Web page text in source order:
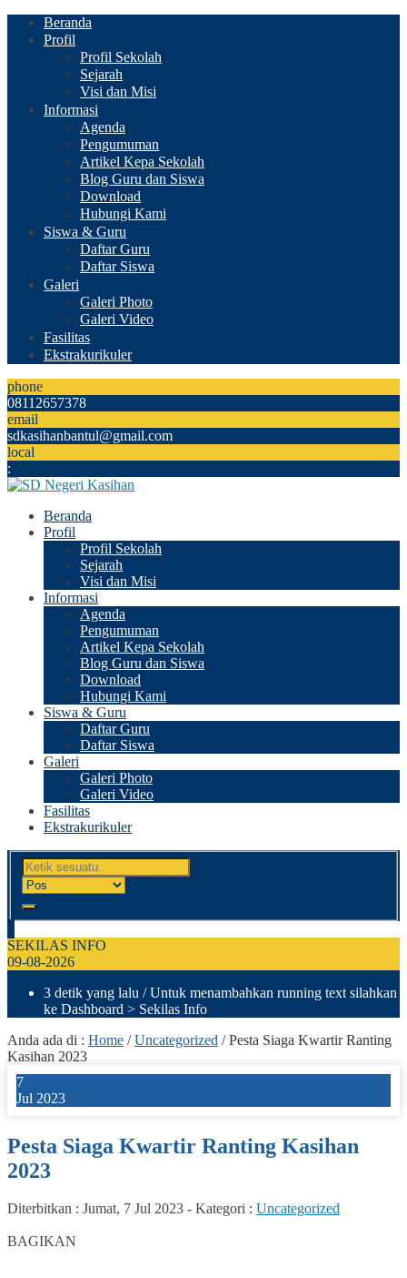
Beranda
Profil
Profil Sekolah
Sejarah
Visi dan Misi
Informasi
Agenda
Pengumuman
Artikel Kepa Sekolah
Blog Guru dan Siswa
Download
Hubungi Kami
Siswa & Guru
Daftar Guru
Daftar Siswa
Galeri
Galeri Photo
Galeri Video
Fasilitas
Ekstrakurikuler
phone
08112657378
email
sdkasihanbantul@gmail.com
local
:
Beranda
Profil
Profil Sekolah
Sejarah
Visi dan Misi
Informasi
Agenda
Pengumuman
Artikel Kepa Sekolah
Blog Guru dan Siswa
Download
Hubungi Kami
Siswa & Guru
Daftar Guru
Daftar Siswa
Galeri
Galeri Photo
Galeri Video
Fasilitas
Ekstrakurikuler
SEKILAS INFO
09-08-2026
3 detik yang lalu / Untuk menambahkan running text silahkan
ke Dashboard > Sekilas Info
Anda ada di : Home /Uncategorized /Pesta Siaga Kwartir Ranting
Kasihan 2023
7
Jul 2023
Pesta Siaga Kwartir Ranting Kasihan
2023
Diterbitkan : Jumat, 7 Jul 2023 - Kategori : Uncategorized
BAGIKAN